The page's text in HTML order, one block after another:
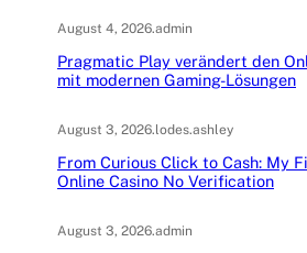
August 4, 2026.admin
Pragmatic Play verändert den
mit modernen Gaming-Lösungen
August 3, 2026.lodes.ashley
From Curious Click to Cash: My
Online Casino No Verification
August 3, 2026.admin